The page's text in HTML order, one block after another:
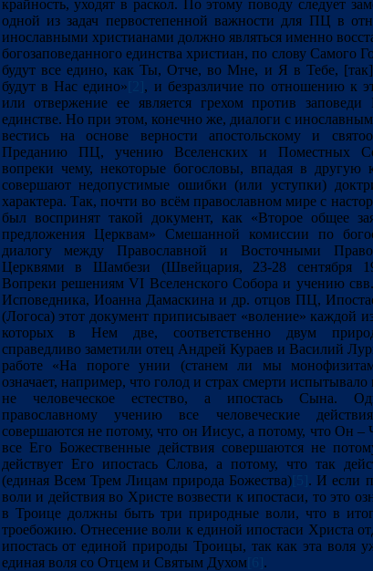
крайность, уходят в раскол. По этому поводу следует
одной из задач первостепенной важности для ПЦ в
инославными христианами должно являться именно
богозаповеданного единства христиан, по слову Самого
будут все едино, как Ты, Отче, во Мне, и Я в Тебе,
будут в Нас едино»
, и безразличие по отношению к
или отвержение ее является грехом против
единстве. Но при этом, конечно же, диалоги с
вестись на основе верности апостольскому и
Преданию ПЦ, учению Вселенских и Поместных
вопреки чему, некоторые богословы, впадая в другую
совершают недопустимые ошибки (или уступки)
характера. Так, почти во всём православном мире с
был воспринят такой документ, как «Второе общее
предложения Церквам» Смешанной комиссии по
диалогу между Православной и Восточными
Церквями в Шамбези (Швейцария, 23-28 сентября
Вопреки решениям VI Вселенского Собора и учению
Исповедника, Иоанна Дамаскина и др. отцов ПЦ,
(Логоса) этот документ приписывает «воление» каждой
которых в Нем две, соответственно двум
справедливо заметили отец Андрей Кураев и Василий
работе «На пороге унии (станем ли мы
означает, например, что голод и страх смерти
не человеческое естество, а ипостась Сына.
православному учению все человеческие
совершаются не потому, что он Иисус, а потому, что Он –
все Его Божественные действия совершаются не
действует Его ипостась Слова, а потому, что так
(единая Всем Трем Лицам природа Божества)
. И если
воли и действия во Христе возвести к ипостаси, то это
в Троице должны быть три природные воли, что в
троебожию. Отнесение воли к единой ипостаси Христа
ипостась от единой природы Троицы, так как эта воля
единая воля со Отцем и Святым Духом[6] .